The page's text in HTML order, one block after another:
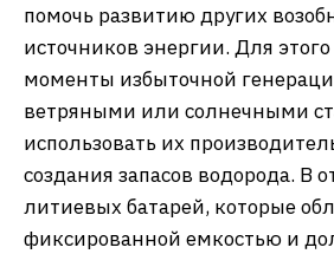
помочь развитию других
источников энергии. Для
моменты избыточной
ветряными или солнечными
использовать их
создания запасов водорода. В
литиевых батарей, которые
фиксированной емкостью и